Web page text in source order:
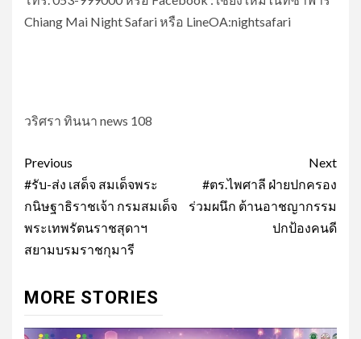
Chiang Mai Night Safari หรือ LineOA:nightsafari
วริศรา ทินนา news 108
Post
navigation
Previous
#รับ-ส่ง เสด็จ สมเด็จพระ
กนิษฐาธิราชเจ้า กรมสมเด็จ
พระเทพรัตนราชสุดาฯ
สยามบรมราชกุมารี
Next
#ตร.ไพศาลี ฝ่ายปกครอง
ร่วมผนึก ต้านอาชญากรรม
ปกป้องคนดี
MORE STORIES